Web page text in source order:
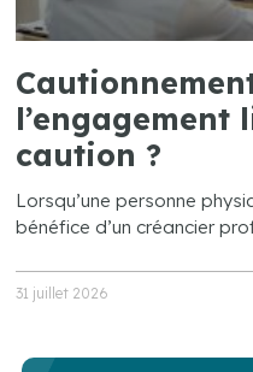
caution ?
Lorsqu’une personne
bénéfice d’un créancier
31 juillet 2026